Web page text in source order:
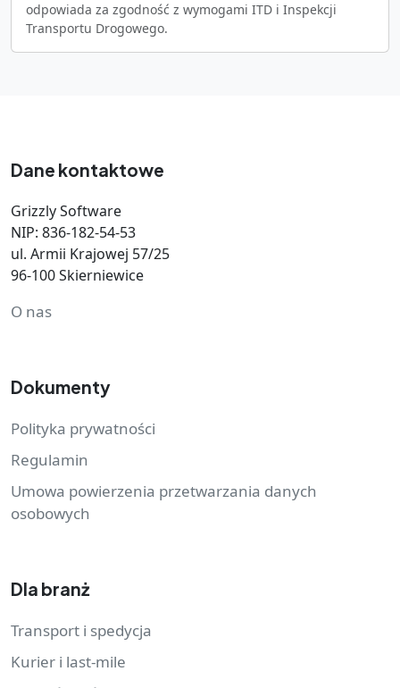
odpowiada za zgodność z wymogami ITD i Inspekcji
Transportu Drogowego.
Dane kontaktowe
Grizzly Software
NIP: 836-182-54-53
ul. Armii Krajowej 57/25
96-100 Skierniewice
O nas
Dokumenty
Polityka prywatności
Regulamin
Umowa powierzenia przetwarzania danych
osobowych
Dla branż
Transport i spedycja
Kurier i last-mile